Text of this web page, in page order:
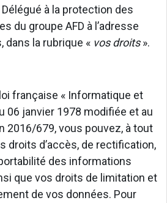
à la protection des
du groupe AFD à l’adresse
dans la rubrique « vos droits».
française « Informatique et
06 janvier 1978 modifiée et au
2016/679, vous pouvez, à tout
droits d’accès, de rectification,
des informations
que vos droits de limitation et
de vos données. Pour